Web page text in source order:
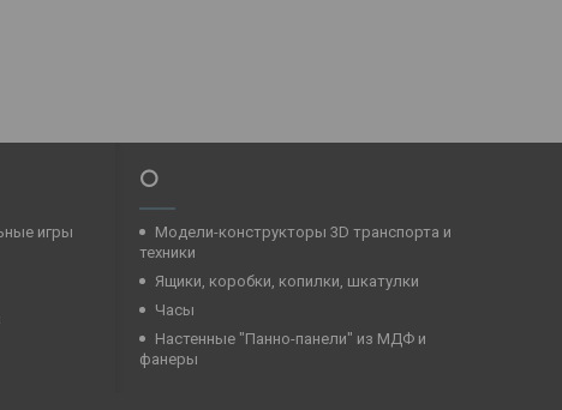
игры
⭕
Модели-конструкторы 3D транспорта и
техники
Ящики, коробки, копилки, шкатулки
Часы
Настенные "Панно-панели" из МДФ и
фанеры